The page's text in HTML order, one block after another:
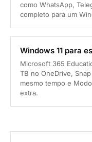
como WhatsApp,
completo para um
Windows 11 para
Microsoft 365
TB no OneDrive,
mesmo tempo e
extra.